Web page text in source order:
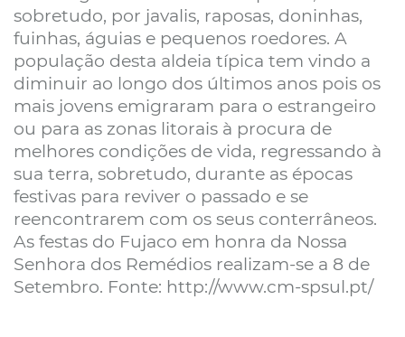
sobretudo, por javalis, raposas, doninhas,
fuinhas, águias e pequenos roedores. A
população desta aldeia típica tem vindo a
diminuir ao longo dos últimos anos pois os
mais jovens emigraram para o estrangeiro
ou para as zonas litorais à procura de
melhores condições de vida, regressando à
sua terra, sobretudo, durante as épocas
festivas para reviver o passado e se
reencontrarem com os seus conterrâneos.
As festas do Fujaco em honra da Nossa
Senhora dos Remédios realizam-se a 8 de
Setembro. Fonte: http://www.cm-spsul.pt/